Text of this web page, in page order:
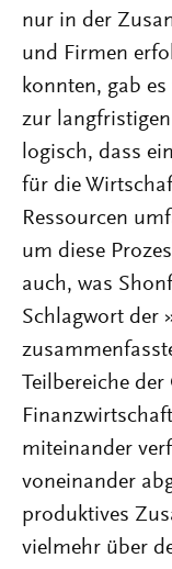
nur in der
und Firmen
konnten, gab
zur
logisch, dass
für die
Ressourcen
um diese
auch, was
Schlagwort der
Teilbereiche
miteinander
voneinander
produktives
vielmehr über